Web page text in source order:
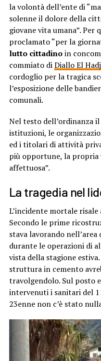
la volontà dell’ente di
solenne il dolore della
giovane vita umana”. Per
proclamato “per la
lutto cittadinoin
commiato diDiallo El
cordoglio per la tragica
l’esposizione delle
comunali.
Nel testo dell’ordinanza
istituzioni, le
ed i titolari di attività
più opportune, la propria
affettuosa”.
La tragedia nel
L’incidente mortale
Secondo le prime
stava lavorando
durante le operazioni di
vista della stagione
struttura in cemento
travolgendolo. Sul posto
intervenuti i sanitari del
23enne non c’è stato